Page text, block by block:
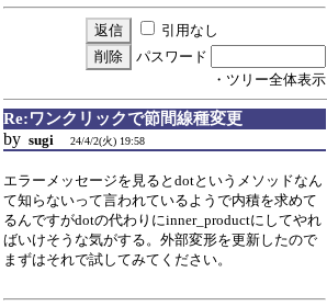
引用なし
パスワード
・ツリー全体表示
Re:ワンクリックで節間線種変更
by sugi 24/4/2(火) 19:58
エラーメッセージを見るとdotというメソッドなん
て知らないって言われているようで内積を求めて
るんですがdotの代わりにinner_productにしてやれ
ばいけそうな気がする。外部変形を更新したので
まずはそれで試してみてください。